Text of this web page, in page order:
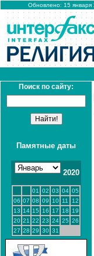
Обновлено: 15
Поиск по сайту:
Памятные даты
2020
01 02 03 04 05
06 07 08 09 10 11
12
13 14 15 16 17 18
19
20 21 22 23 24 25 26
27 28 29 30 31